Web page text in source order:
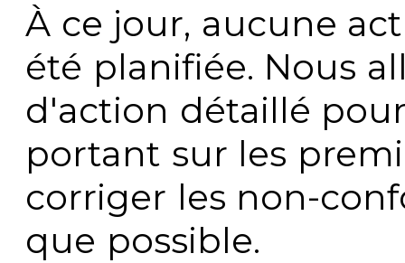
À ce jour, aucune
été planifiée. Nous
d'action détaillé
portant sur les
corriger les non-
que possible.